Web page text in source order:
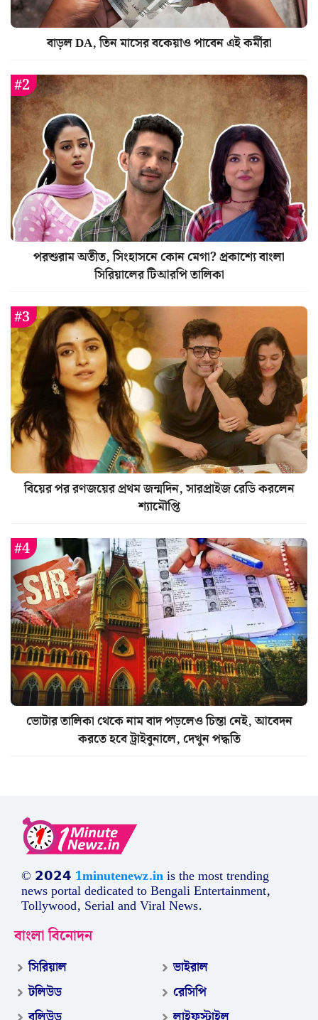
বাড়ল DA, তিন মাসের বকেয়াও পাবেন এই কর্মীরা
পরশুরাম অতীত, সিংহাসনে কোন মেগা? প্রকাশ্যে বাংলা
সিরিয়ালের টিআরপি তালিকা
বিয়ের পর রণজয়ের প্রথম জন্মদিন, সারপ্রাইজ রেডি করলেন
শ্যামৌপ্তি
ভোটার তালিকা থেকে নাম বাদ পড়লেও চিন্তা নেই, আবেদন
করতে হবে ট্রাইবুনালে, দেখুন পদ্ধতি
© 𝟮𝟬𝟮𝟰 1minutenewz.inis the most trending
news portal dedicated to Bengali Entertainment,
Tollywood, Serial and Viral News.
বাংলা বিনোদন
সিরিয়াল
টলিউড
ভাইরাল
রেসিপি